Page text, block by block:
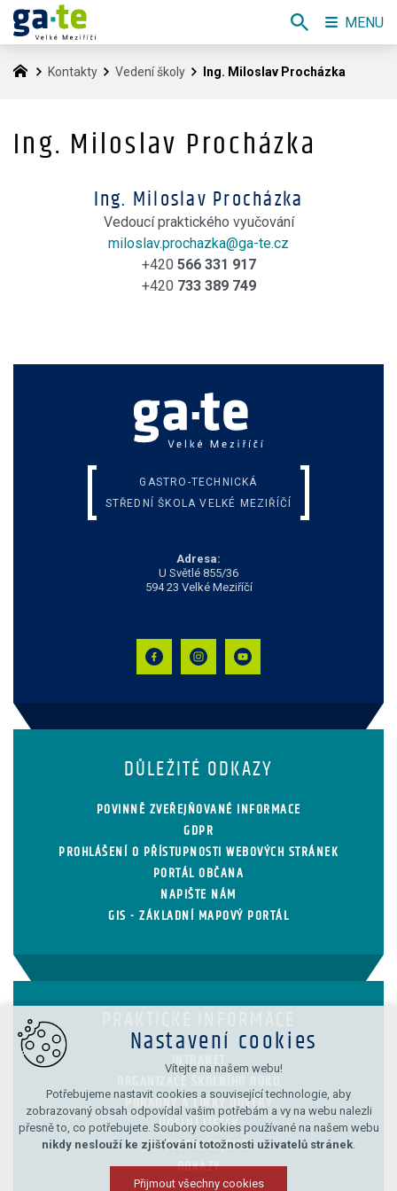
Kontakty Vedení školy Ing. Miloslav Procházka
Ing. Miloslav Procházka
Ing. Miloslav Procházka
Vedoucí praktického vyučování
miloslav.prochazka@ga-te.cz
+420 566 331 917
+420 733 389 749
GASTRO-TECHNICKÁ
STŘEDNÍ ŠKOLA VELKÉ MEZIŘÍČÍ
Adresa:
U Světlé 855/36
594 23 Velké Meziříčí
DŮLEŽITÉ ODKAZY
POVINNĚ ZVEŘEJŇOVANÉ INFORMACE
GDPR
PROHLÁŠENÍ O PŘÍSTUPNOSTI WEBOVÝCH STRÁNEK
PORTÁL OBČANA
NAPIŠTE NÁM
GIS - ZÁKLADNÍ MAPOVÝ PORTÁL
INTRANET
PORADNY A LINKY DŮVĚRY
JÍDELNÍ LÍSTEK
SPOLUPRACUJEME
ODKAZY
MENU
Nastavení cookies
Vítejte na našem webu!
Potřebujeme nastavit cookies a související technologie, aby
zobrazovaný obsah odpovídal vašim potřebám a vy na webu nalezli
přesně to, co potřebujete. Soubory cookies používané na našem webu
nikdy neslouží ke zjišťování totožnosti uživatelů stránek.
Přijmout všechny cookies